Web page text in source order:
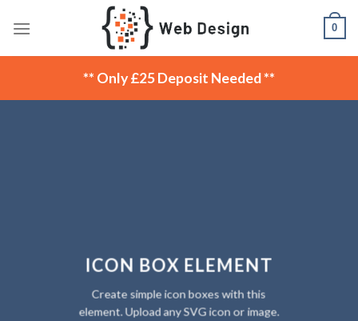
0
** Only £25 Deposit Needed **
ICON BOX ELEMENT
Create simple icon boxes with this
element. Upload any SVG icon or image.